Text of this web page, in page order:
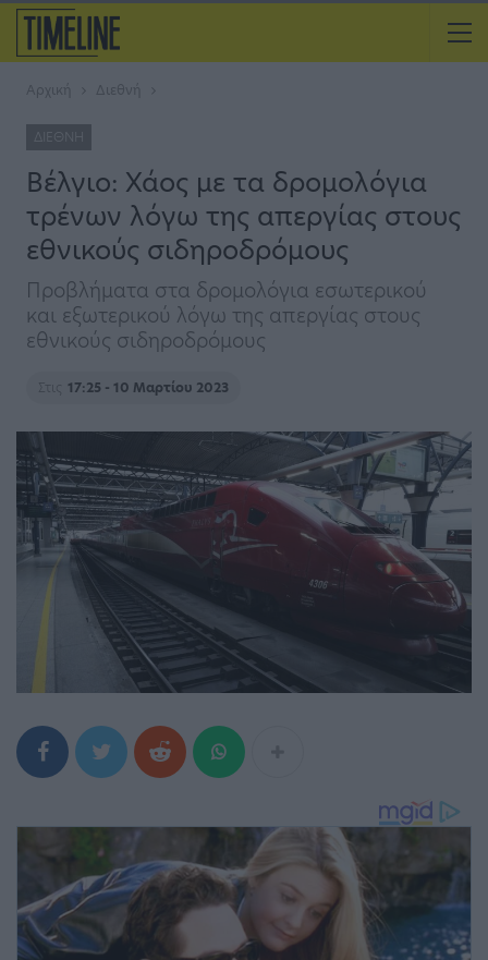
Αρχική Διεθνή
ΔΙΕΘΝΉ
Βέλγιο: Χάος με τα δρομολόγια
τρένων λόγω της απεργίας στους
εθνικούς σιδηροδρόμους
Προβλήματα στα δρομολόγια εσωτερικού
και εξωτερικού λόγω της απεργίας στους
εθνικούς σιδηροδρόμους
Στις 17:25 - 10 Μαρτίου 2023